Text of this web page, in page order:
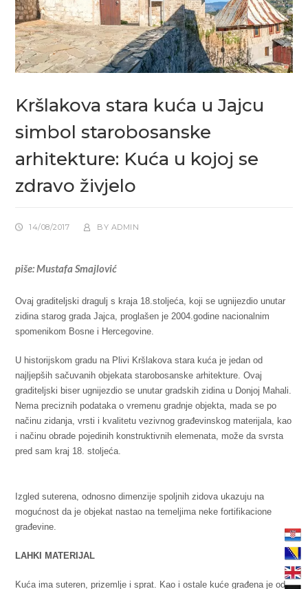
Kršlakova stara kuća u Jajcu
simbol starobosanske
arhitekture: Kuća u kojoj se
zdravo živjelo
14/08/2017 BY ADMIN
piše: Mustafa Smajlović
Ovaj graditeljski dragulj s kraja 18.stoljeća, koji se ugnijezdio unutar
zidina starog grada Jajca, proglašen je 2004.godine nacionalnim
spomenikom Bosne i Hercegovine.
U historijskom gradu na Plivi Kršlakova stara kuća je jedan od
najljepših sačuvanih objekata starobosanske arhitekture. Ovaj
graditeljski biser ugnijezdio se unutar gradskih zidina u Donjoj Mahali.
Nema preciznih podataka o vremenu gradnje objekta, mada se po
načinu zidanja, vrsti i kvalitetu vezivnog građevinskog materijala, kao
i načinu obrade pojedinih konstruktivnih elemenata, može da svrsta
pred sam kraj 18. stoljeća.
Izgled suterena, odnosno dimenzije spoljnih zidova ukazuju na
mogućnost da je objekat nastao na temeljima neke fortifikacione
građevine.
LAHKI MATERIJAL
Kuća ima suteren, prizemlje i sprat. Kao i ostale kuće građena je od